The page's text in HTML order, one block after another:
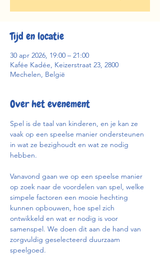
Tijd en locatie
30 apr 2026, 19:00 – 21:00
Kafée Kadée, Keizerstraat 23, 2800
Mechelen, België
Over het evenement
Spel is de taal van kinderen, en je kan ze
vaak op een speelse manier ondersteunen
in wat ze bezighoudt en wat ze nodig
hebben.
Vanavond gaan we op een speelse manier
op zoek naar de voordelen van spel, welke
simpele factoren een mooie hechting
kunnen opbouwen, hoe spel zich
ontwikkeld en wat er nodig is voor
samenspel. We doen dit aan de hand van
zorgvuldig geselecteerd duurzaam
speelgoed.